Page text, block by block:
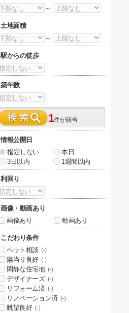
～
土地面積
～
駅からの徒歩
築年数
1件が該当
情報公開日
指定しない
本日
3日以内
1週間以内
利回り
画像・動画あり
画像あり
動画あり
こだわり条件
ペット相談 (-)
陽当り良好 (-)
閑静な住宅地 (-)
デザイナーズ (-)
リフォーム済 (-)
リノベーション済 (-)
眺望良好 (-)